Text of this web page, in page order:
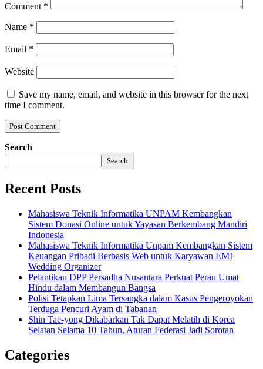
Comment *
Name *
Email *
Website
Save my name, email, and website in this browser for the next
time I comment.
Search
Search
Recent Posts
Mahasiswa Teknik Informatika UNPAM Kembangkan
Sistem Donasi Online untuk Yayasan Berkembang Mandiri
Indonesia
Mahasiswa Teknik Informatika Unpam Kembangkan Sistem
Keuangan Pribadi Berbasis Web untuk Karyawan EMI
Wedding Organizer
Pelantikan DPP Persadha Nusantara Perkuat Peran Umat
Hindu dalam Membangun Bangsa
Polisi Tetapkan Lima Tersangka dalam Kasus Pengeroyokan
Terduga Pencuri Ayam di Tabanan
Shin Tae-yong Dikabarkan Tak Dapat Melatih di Korea
Selatan Selama 10 Tahun, Aturan Federasi Jadi Sorotan
Categories